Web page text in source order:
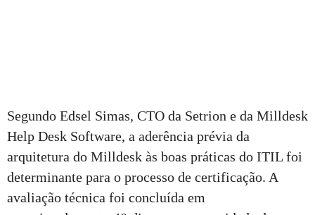
Segundo Edsel Simas, CTO da Setrion e da Milldesk
Help Desk Software, a aderência prévia da
arquitetura do Milldesk às boas práticas do ITIL foi
determinante para o processo de certificação. A
avaliação técnica foi concluída em